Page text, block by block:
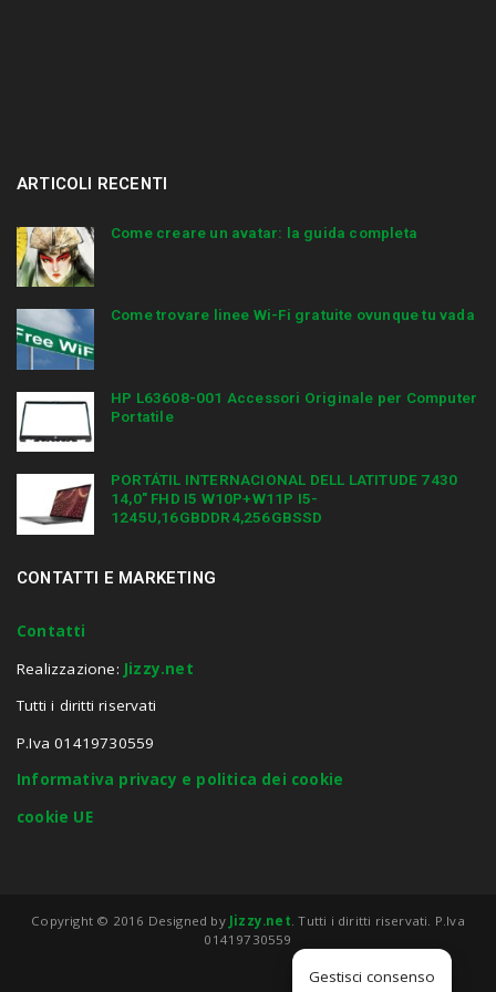
ARTICOLI RECENTI
Come creare un avatar: la guida completa
Come trovare linee Wi-Fi gratuite ovunque tu vada
HP L63608-001 Accessori Originale per Computer
Portatile
PORTÁTIL INTERNACIONAL DELL LATITUDE 7430
14,0″ FHD I5 W10P+W11P I5-
1245U,16GBDDR4,256GBSSD
CONTATTI E MARKETING
Contatti
Realizzazione: Jizzy.net
Tutti i diritti riservati
P.Iva 01419730559
Informativa privacy e politica dei cookie
cookie UE
Copyright © 2016 Designed by Jizzy.net . Tutti i diritti riservati. P.Iva
01419730559
Gestisci consenso